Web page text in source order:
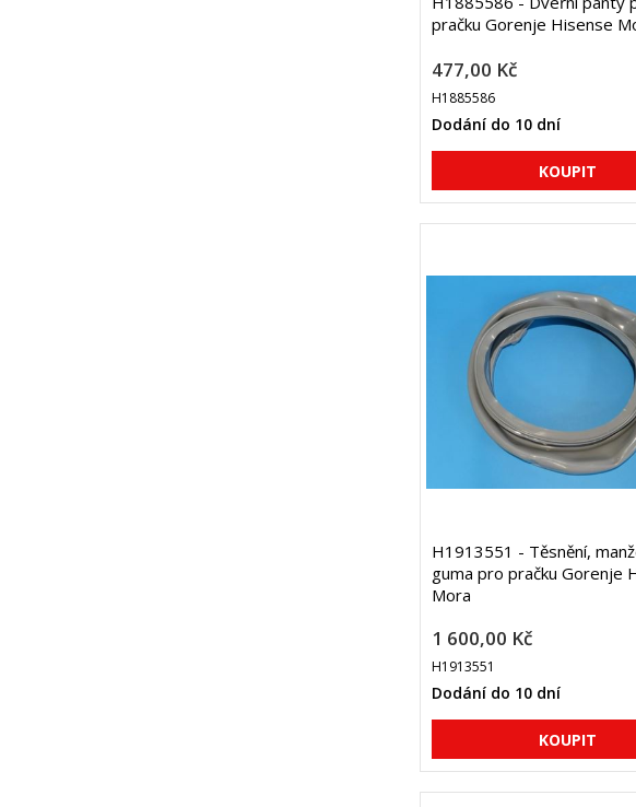
pračku Gorenje Hisense
477,00 Kč
H1885586
Dodání do 10 dní
H1913551 - Těsnění,
guma pro pračku Gorenje
Mora
1 600,00 Kč
H1913551
Dodání do 10 dní